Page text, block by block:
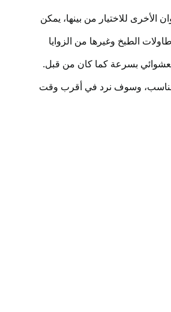
للاختيار من بينها، يمكن
الطبخ وغيرها من الزوايا
العشوائي بسرعة كما كان من قبل.
المناسب، وسوف نرد في أقرب وقت